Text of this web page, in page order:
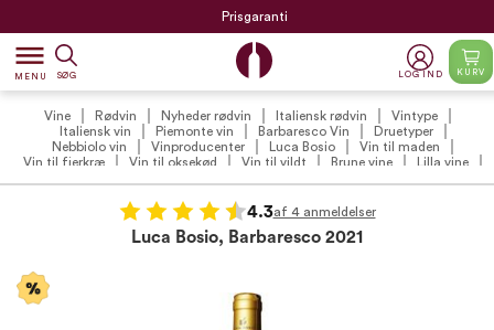
dehaze
MENU SØG LOG IND KURV
Vine Rødvin Nyheder rødvin Italiensk rødvin
Vintype
Italiensk vin
Piemonte vin Barbaresco Vin
Druetyper
Nebbiolo vin
Vinproducenter Luca Bosio
Vin til maden
Vin til fjerkræ
Vin til oksekød Vin til vildt Brune vine
Lilla vine
Vintilbud under 200 kr.
Vin til kraftige oste
4.3af 4 anmeldelser
Luca Bosio, Barbaresco 2021